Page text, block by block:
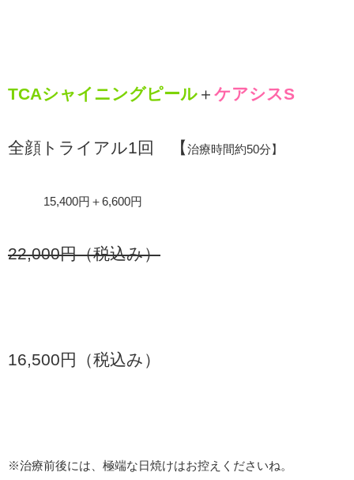
TCAシャイニングピール ＋ ケアシスS
全顔トライアル1回 【治療時間約50分】
15,400円＋6,600円
22,000円（税込み）
16,500円（税込み）
※治療前後には、極端な日焼けはお控えくださいね。